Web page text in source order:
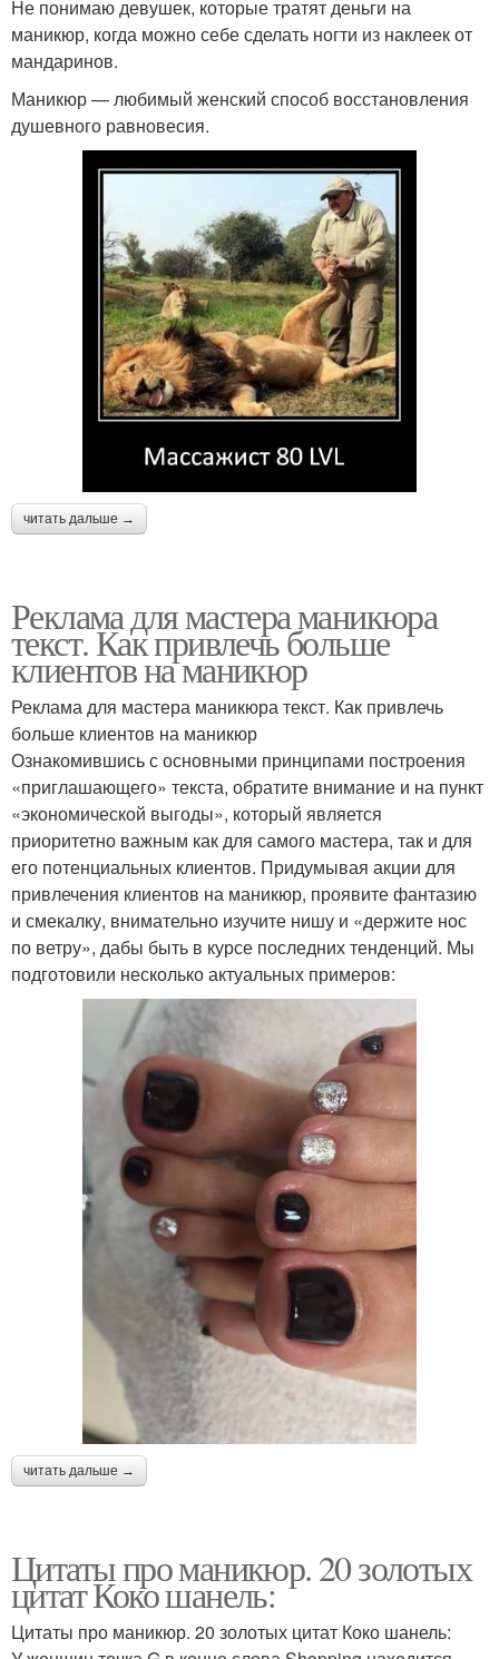
Не понимаю девушек, которые тратят деньги на
маникюр, когда можно себе сделать ногти из наклеек от
мандаринов.
Маникюр — любимый женский способ восстановления
душевного равновесия.
читать дальше →
Реклама для мастера маникюра
текст. Как привлечь больше
клиентов на маникюр
Реклама для мастера маникюра текст. Как привлечь
больше клиентов на маникюр
Ознакомившись с основными принципами построения
«приглашающего» текста, обратите внимание и на пункт
«экономической выгоды», который является
приоритетно важным как для самого мастера, так и для
его потенциальных клиентов. Придумывая акции для
привлечения клиентов на маникюр, проявите фантазию
и смекалку, внимательно изучите нишу и «держите нос
по ветру», дабы быть в курсе последних тенденций. Мы
подготовили несколько актуальных примеров:
читать дальше →
Цитаты про маникюр. 20 золотых
цитат Коко шанель:
Цитаты про маникюр. 20 золотых цитат Коко шанель: